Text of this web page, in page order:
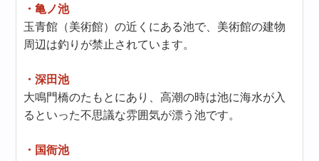
・亀ノ池
玉青館（美術館）の近くにある池で、美術館の建物
周辺は釣りが禁止されています。
・深田池
大鳴門橋のたもとにあり、高潮の時は池に海水が入
るといった不思議な雰囲気が漂う池です。
・国衙池